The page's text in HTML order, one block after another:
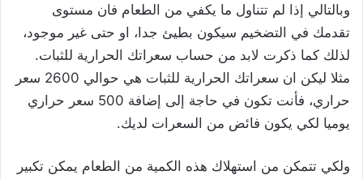
وبالتالي إذا لم تتناول ما يكفي من الطعام فان مستوى
تقدمك في التضخيم سيكون بطيئ جدا، او حتى غير موجود،
لذلك كما ذكرت لابد من حساب سعراتك الحرارية للثبات.
مثلا ليكن ان سعراتك الحرارية للثبات هي حوالي 2600 سعر
حراري، فأنت تكون في حاجة إلى إضافة 500 سعر حراري
يوميا لكي يكون فائض من السعرات لديك.
ولكي تتمكن من استهلاك هذه الكمية من الطعام يمكن تكبير